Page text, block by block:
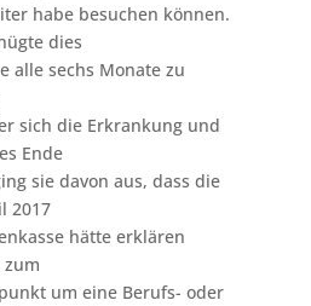
habe besuchen können.
dies
alle sechs Monate zu
sich die Erkrankung und
Ende
sie davon aus, dass die
2017
hätte erklären
zum
um eine Berufs- oder